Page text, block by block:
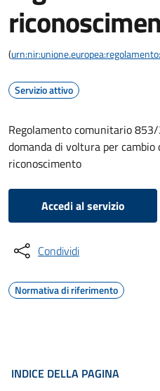
(
Servizio attivo
Regolamento comunitario
domanda di voltura per
riconoscimento
Accedi al servizio
Condividi
Normativa di riferimento
INDICE DELLA PAGINA